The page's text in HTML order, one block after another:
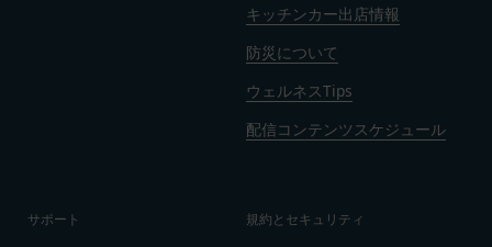
キッチンカー出店情報
防災について
ウェルネスTips
配信コンテンツスケジュール
サポート 規約とセキュリティ